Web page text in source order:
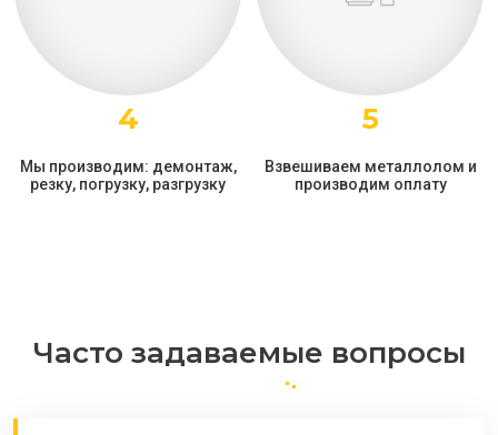
4
Мы производим: демонтаж,
резку, погрузку, разгрузку
5
Взвешиваем металлолом и
производим оплату
Часто задаваемые вопросы